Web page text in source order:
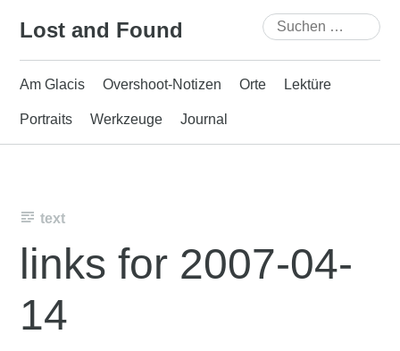
Lost and Found
Suchen
nach:
Am Glacis Overshoot-Notizen Orte Lektüre
Portraits Werkzeuge Journal
text
links for 2007-04-
14